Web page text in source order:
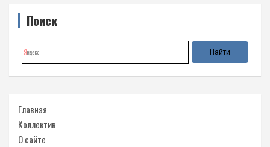
Поиск
Главная
Коллектив
О сайте